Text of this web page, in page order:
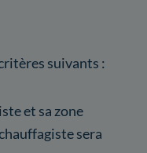
suivants :
et sa zone
sera